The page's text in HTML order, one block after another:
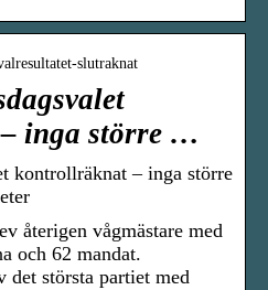
slutraknat
inga större …
kontrollräknat – inga större
återigen vågmästare med
och 62 mandat.
det största partiet med